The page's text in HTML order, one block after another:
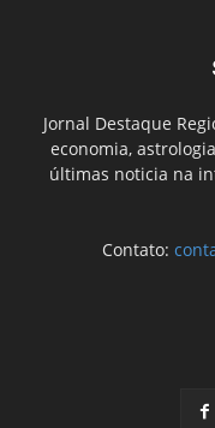
Jornal Destaque
economia,
últimas noticia na
Contato: